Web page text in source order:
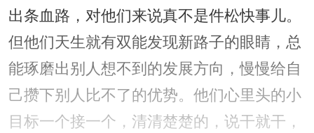
出条血路，对他们来说真不是件松快事儿。
但他们天生就有双能发现新路子的眼睛，总
能琢磨出别人想不到的发展方向，慢慢给自
己攒下别人比不了的优势。他们心里头的小
目标一个接一个，清清楚楚的，说干就干，